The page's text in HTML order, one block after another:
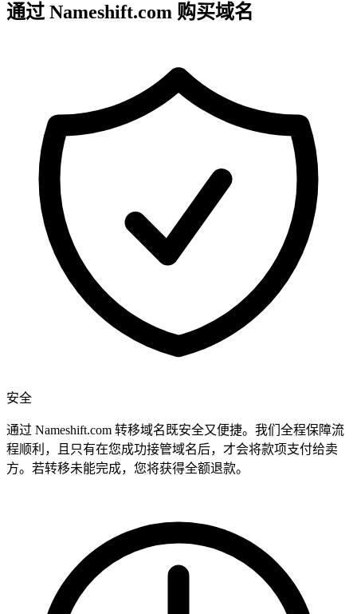
通过 Nameshift.com 购买域名
安全
通过 Nameshift.com 转移域名既安全又便捷。我们全程保障流
程顺利，且只有在您成功接管域名后，才会将款项支付给卖
方。若转移未能完成，您将获得全额退款。